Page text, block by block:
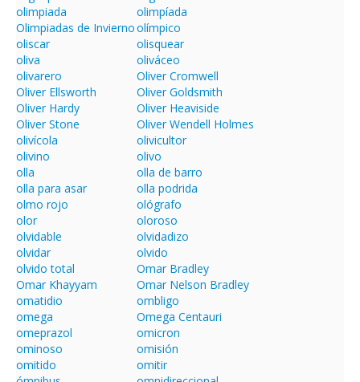
olimpiada
olimpíada
Olimpiadas de Inviernoolímpico
oliscar
olisquear
oliva
oliváceo
olivarero
Oliver Cromwell
Oliver Ellsworth
Oliver Goldsmith
Oliver Hardy
Oliver Heaviside
Oliver Stone
Oliver Wendell Holmes
olivícola
olivicultor
olivino
olivo
olla
olla de barro
olla para asar
olla podrida
olmo rojo
ológrafo
olor
oloroso
olvidable
olvidadizo
olvidar
olvido
olvido total
Omar Bradley
Omar Khayyam
Omar Nelson Bradley
omatidio
ombligo
omega
Omega Centauri
omeprazol
omicron
ominoso
omisión
omitido
omitir